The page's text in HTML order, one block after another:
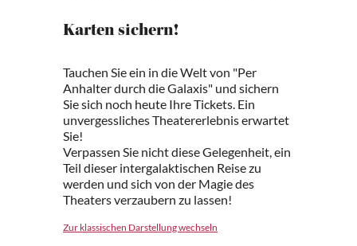
Karten sichern!
Tauchen Sie ein in die Welt von "Per
Anhalter durch die Galaxis" und sichern
Sie sich noch heute Ihre Tickets. Ein
unvergessliches Theatererlebnis erwartet
Sie!
Verpassen Sie nicht diese Gelegenheit, ein
Teil dieser intergalaktischen Reise zu
werden und sich von der Magie des
Theaters verzaubern zu lassen!
Zur klassischen Darstellung wechseln